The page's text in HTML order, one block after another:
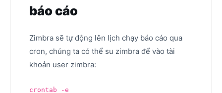
báo cáo
Zimbra sẽ tự động lên lịch chạy báo cáo qua
cron, chúng ta có thể su zimbra để vào tài
khoản user zimbra:
crontab -e